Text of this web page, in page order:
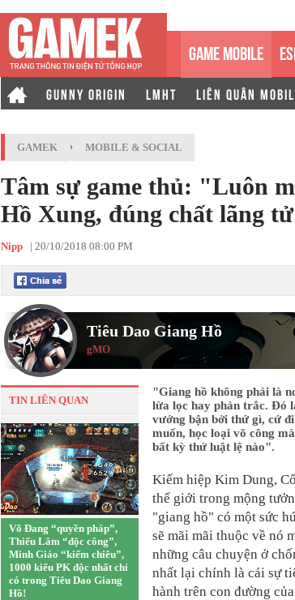
GAME MOBILE
GUNNY ORIGIN LMHT LIÊN QUÂN
GAMEK › MOBILE & SOCIAL
Tâm sự game thủ: "Luôn
Hồ Xung, đúng chất lãng
Nipp | 20/10/2018 08:00 PM
Tiêu Dao Giang Hồ
gMO
TIN LIÊN QUAN
Võ Đang “quyền pháp”,
Thiếu Lâm “độc công”,
Minh Giáo “kiếm chiêu”,
1000 kiểu PK độc nhất chỉ
có trong Tiêu Dao Giang
Hồ!
"Giang hồ không phải là
lừa lọc hay phản trắc. Đó
vướng bận bởi thứ gì, cứ
muốn, học loại võ công
bất kỳ thứ luật lệ nào".
Kiếm hiệp Kim Dung,
thế giới trong mộng
"giang hồ" có một sức
sẽ mãi mãi thuộc về nó
những câu chuyện ở
nhất lại chính là cái sự
hành trên con đường